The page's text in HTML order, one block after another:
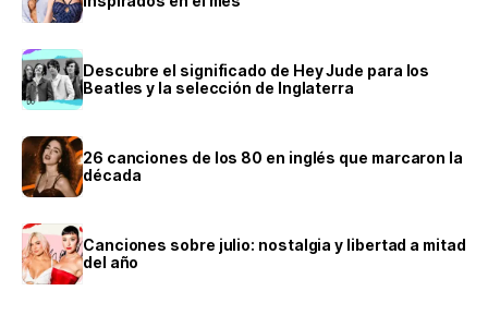
Descubre el significado de Hey Jude para los
Beatles y la selección de Inglaterra
26 canciones de los 80 en inglés que marcaron la
década
Canciones sobre julio: nostalgia y libertad a mitad
del año